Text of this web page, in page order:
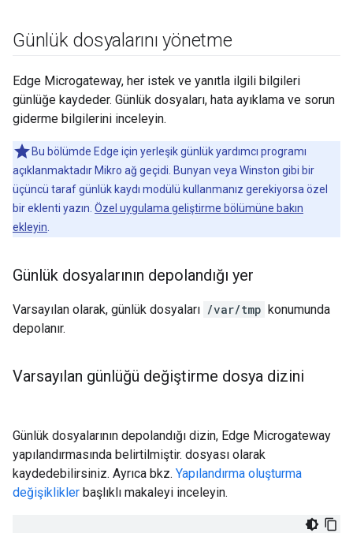
Günlük dosyalarını yönetme
Edge Microgateway, her istek ve yanıtla ilgili bilgileri
günlüğe kaydeder. Günlük dosyaları, hata ayıklama ve sorun
giderme bilgilerini inceleyin.
Bu bölümde Edge için yerleşik günlük yardımcı programı
açıklanmaktadır Mikro ağ geçidi. Bunyan veya Winston gibi bir
üçüncü taraf günlük kaydı modülü kullanmanız gerekiyorsa özel
bir eklenti yazın. Özel uygulama geliştirme bölümüne bakın
ekleyin
Günlük dosyalarının depolandığı yer
Varsayılan olarak, günlük dosyaları /var/tmp konumunda
depolanır.
Varsayılan günlüğü değiştirme dosya dizini
Günlük dosyalarının depolandığı dizin, Edge Microgateway
yapılandırmasında belirtilmiştir. dosyası olarak
kaydedebilirsiniz. Ayrıca bkz. Yapılandırma oluşturma
değişiklikler başlıklı makaleyi inceleyin.